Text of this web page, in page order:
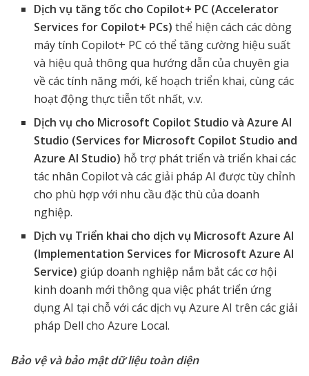
Dịch vụ tăng tốc cho Copilot+ PC (Accelerator
Services for Copilot+ PCs)thể hiện cách các dòng
máy tính Copilot+ PC có thể tăng cường hiệu suất
và hiệu quả thông qua hướng dẫn của chuyên gia
về các tính năng mới, kế hoạch triển khai, cùng các
hoạt động thực tiễn tốt nhất, v.v.
Dịch vụ cho Microsoft Copilot Studio và Azure AI
Studio (Services for Microsoft Copilot Studio and
Azure AI Studio) hỗ trợ phát triển và triển khai các
tác nhân Copilot và các giải pháp AI được tùy chỉnh
cho phù hợp với nhu cầu đặc thù của doanh
nghiệp.
Dịch vụ Triển khai cho dịch vụ Microsoft Azure AI
(Implementation Services for Microsoft Azure AI
Service) giúp doanh nghiệp nắm bắt các cơ hội
kinh doanh mới thông qua việc phát triển ứng
dụng AI tại chỗ với các dịch vụ Azure AI trên các giải
pháp Dell cho Azure Local.
Bảo vệ và bảo mật dữ liệu toàn diện